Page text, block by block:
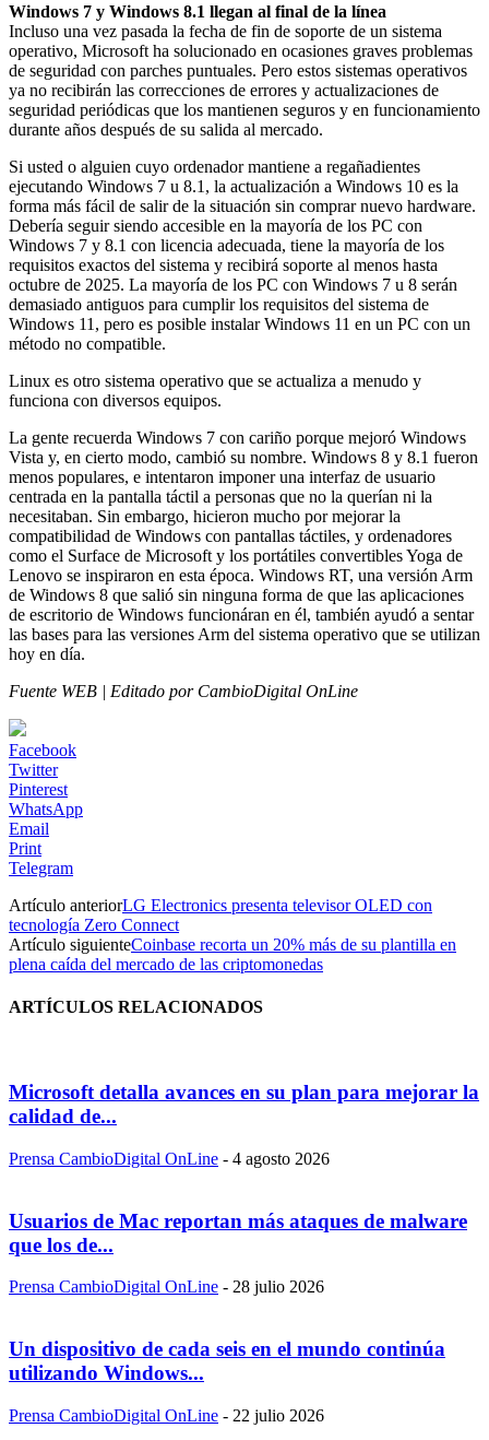
Windows 7 y Windows 8.1 llegan al final de la línea
Incluso una vez pasada la fecha de fin de soporte de un sistema
operativo, Microsoft ha solucionado en ocasiones graves problemas
de seguridad con parches puntuales. Pero estos sistemas operativos
ya no recibirán las correcciones de errores y actualizaciones de
seguridad periódicas que los mantienen seguros y en funcionamiento
durante años después de su salida al mercado.
Si usted o alguien cuyo ordenador mantiene a regañadientes
ejecutando Windows 7 u 8.1, la actualización a Windows 10 es la
forma más fácil de salir de la situación sin comprar nuevo hardware.
Debería seguir siendo accesible en la mayoría de los PC con
Windows 7 y 8.1 con licencia adecuada, tiene la mayoría de los
requisitos exactos del sistema y recibirá soporte al menos hasta
octubre de 2025. La mayoría de los PC con Windows 7 u 8 serán
demasiado antiguos para cumplir los requisitos del sistema de
Windows 11, pero es posible instalar Windows 11 en un PC con un
método no compatible.
Linux es otro sistema operativo que se actualiza a menudo y
funciona con diversos equipos.
La gente recuerda Windows 7 con cariño porque mejoró Windows
Vista y, en cierto modo, cambió su nombre. Windows 8 y 8.1 fueron
menos populares, e intentaron imponer una interfaz de usuario
centrada en la pantalla táctil a personas que no la querían ni la
necesitaban. Sin embargo, hicieron mucho por mejorar la
compatibilidad de Windows con pantallas táctiles, y ordenadores
como el Surface de Microsoft y los portátiles convertibles Yoga de
Lenovo se inspiraron en esta época. Windows RT, una versión Arm
de Windows 8 que salió sin ninguna forma de que las aplicaciones
de escritorio de Windows funcionáran en él, también ayudó a sentar
las bases para las versiones Arm del sistema operativo que se utilizan
hoy en día.
Fuente WEB | Editado por CambioDigital OnLine
Facebook
Twitter
Pinterest
WhatsApp
Email
Print
Telegram
Artículo anteriorLG Electronics presenta televisor OLED con
tecnología Zero Connect
Artículo siguienteCoinbase recorta un 20% más de su plantilla en
plena caída del mercado de las criptomonedas
ARTÍCULOS RELACIONADOS
Microsoft detalla avances en su plan para mejorar la
calidad de...
Prensa CambioDigital OnLine - 4 agosto 2026
Usuarios de Mac reportan más ataques de malware
que los de...
Prensa CambioDigital OnLine - 28 julio 2026
Un dispositivo de cada seis en el mundo continúa
utilizando Windows...
Prensa CambioDigital OnLine - 22 julio 2026